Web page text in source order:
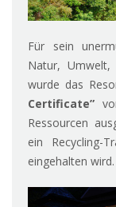
Für sein
Natur,
wurde das
Certificate”
Ressourcen
ein Recycling-
eingehalten wird.